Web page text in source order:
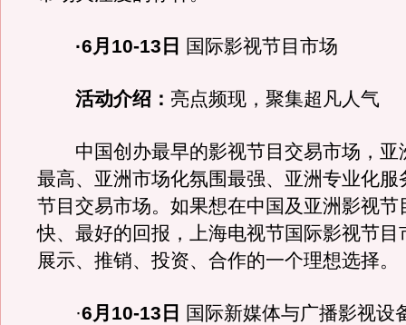
·6月10-13日 国际影视节目市场
活动介绍： 亮点频现，聚集超凡人气
中国创办最早的影视节目交易市场，亚
最高、亚洲市场化氛围最强、亚洲专业化服
节目交易市场。如果想在中国及亚洲影视节
快、最好的回报，上海电视节国际影视节目
展示、推销、投资、合作的一个理想选择。
·6月10-13日 国际新媒体与广播影视设